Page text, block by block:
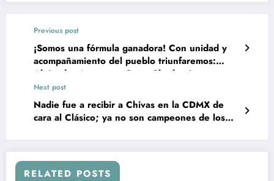
Previous post
¡Somos una fórmula ganadora! Con unidad y
acompañamiento del pueblo triunfaremos:
Alejandro Armenta y Pepe Chedraui
Next post
Nadie fue a recibir a Chivas en la CDMX de
cara al Clásico; ya no son campeones de los
RELATED POSTS